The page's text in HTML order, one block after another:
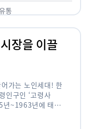
통
장을 이끌
가는 노인세대! 한
인구인 ‘고령사
년~1963년에 태어